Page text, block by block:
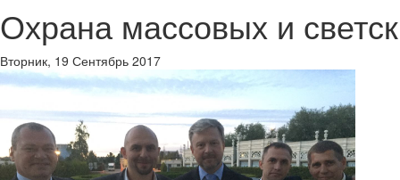
Охрана массовых и
Вторник, 19 Сентябрь 2017